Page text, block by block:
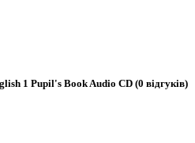
1 Pupil's Book Audio CD (0 відгуків)